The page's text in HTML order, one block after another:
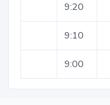
9:20
9:10
9:00